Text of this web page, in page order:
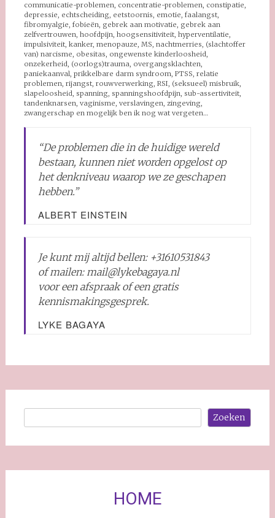
communicatie-problemen, concentratie-problemen, constipatie,
depressie, echtscheiding, eetstoornis, emotie, faalangst,
fibromyalgie, fobieën, gebrek aan motivatie, gebrek aan
zelfvertrouwen, hoofdpijn, hoogsensitiviteit, hyperventilatie,
impulsiviteit, kanker, menopauze, MS, nachtmerries, (slachtoffer
van) narcisme, obesitas, ongewenste kinderloosheid,
onzekerheid, (oorlogs)trauma, overgangsklachten,
paniekaanval, prikkelbare darm syndroom, PTSS, relatie
problemen, rijangst, rouwverwerking, RSI, (seksueel) misbruik,
slapeloosheid, spanning, spanningshoofdpijn, sub-assertiviteit,
tandenknarsen, vaginisme, verslavingen, zingeving,
zwangerschap en mogelijk ben ik nog wat vergeten…
“De problemen die in de huidige wereld
bestaan, kunnen niet worden opgelost op
het denkniveau waarop we ze geschapen
hebben.”
ALBERT EINSTEIN
Je kunt mij altijd bellen: +31610531843
of mailen: mail@lykebagaya.nl
voor een afspraak of een gratis
kennismakingsgesprek.
LYKE BAGAYA
Zoeken
HOME